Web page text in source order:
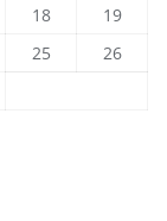
18
19
25
26